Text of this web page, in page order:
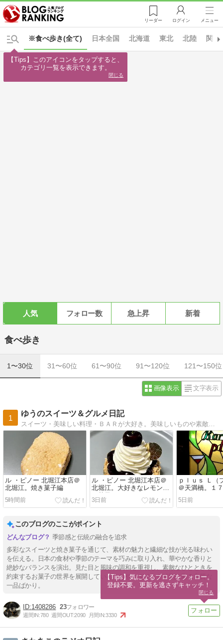
リーダー ログイン メニュー
※食べ歩き(全て) 日本全国 北海道 東北 北陸 関東
人気 フォロー数 急上昇 新着
食べ歩き
1〜30位 31〜60位 61〜90位 91〜120位 121〜150位
画像表示 文字表示
1
ゆうのスイーツ＆グルメ日記
ル ・ピノー 北堀江本店＠
北堀江。焼き菓子編
5時間前
ル ・ピノー 北堀江本店＠
北堀江。大好きなレモンの
お菓子を
3日前
ｐｌｕｓ Ｌ（
＠天満橋。１
とうございます
5日前
このブログのここがポイント
季節感と伝統の融合を追求
多彩なスイーツと焼き菓子を通じて、素材の魅力と繊細な技が光る味わい
を伝える。日本の食材や季節のテーマを巧みに取り入れ、華やかな香りと
絶妙なバランスを演出。見た目と風味の調和を重視し、素敵なひとときを
約束するお菓子の世界を展開している。おやつタイムを特別に彩る良質な
一品ばかり。
1408286 23
週間IN:780 週間OUT:2090 月間IN:3330
【Tips】このアイコンをタップすると、
カテゴリ一覧を表示できます。
閉じる
【Tips】気になるブログをフォロー。
登録不要。更新を逃さずキャッチ！
閉じる